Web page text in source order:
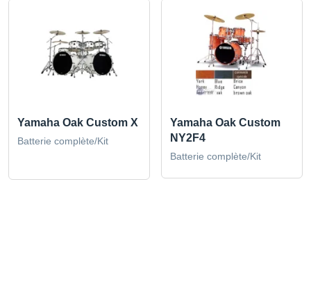
Yamaha Oak Custom X
Batterie complète/Kit
Yamaha Oak Custom
NY2F4
Batterie complète/Kit